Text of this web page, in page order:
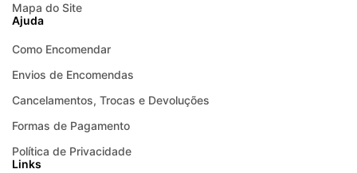
Mapa do Site
Ajuda
Como Encomendar
Envios de Encomendas
Cancelamentos, Trocas e Devoluções
Formas de Pagamento
Política de Privacidade
Links